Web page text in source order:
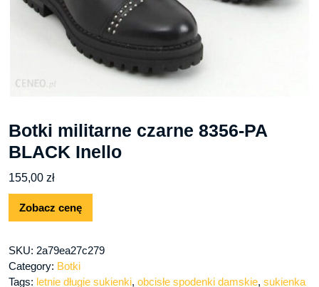
Botki militarne czarne 8356-PA
BLACK Inello
155,00 zł
Zobacz cenę
SKU: 2a79ea27c279
Category: Botki
Tags: letnie długie sukienki, obcisłe spodenki damskie, sukienka